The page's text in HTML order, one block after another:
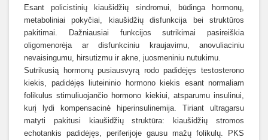
Esant policistinių kiaušidžių sindromui, būdinga hormonų,
metaboliniai pokyčiai, kiaušidžių disfunkcija bei struktūros
pakitimai. Dažniausiai funkcijos sutrikimai pasireiškia
oligomenorėja ar disfunkciniu kraujavimu, anovuliaciniu
nevaisingumu, hirsutizmu ir akne, juosmeniniu nutukimu.
Sutrikusią hormonų pusiausvyrą rodo padidėjęs testosterono
kiekis, padidėjęs liuteininio hormono kiekis esant normaliam
folikulus stimuliuojančio hormono kiekiui, atsparumu insulinui,
kurį lydi kompensacinė hiperinsulinemija. Tiriant ultragarsu
matyti pakitusi kiaušidžių
struktūra: kiaušidžių stromos
echotankis padidėjęs, periferijoje gausu mažų folikulų. PKS